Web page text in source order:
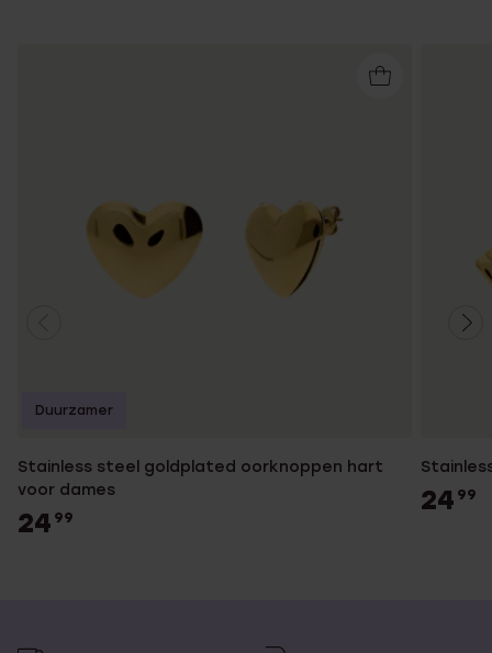
Stainless steel goldplated oorknoppen hart
voor dames
24 99
Duurzamer
24 99